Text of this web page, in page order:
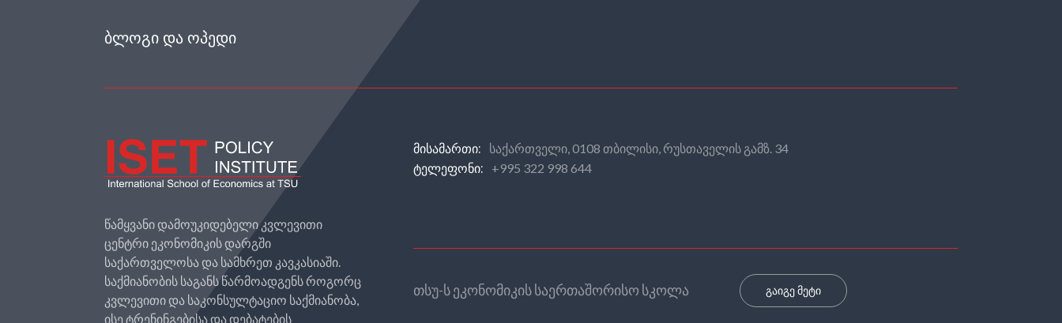
ᲑᲚᲝᲒᲘ ᲓᲐ ᲝᲞᲔᲓᲘ
წამყვანი დამოუკიდებელი კვლევითი
ცენტრი ეკონომიკის დარგში
საქართველოსა და სამხრეთ კავკასიაში.
საქმიანობის საგანს წარმოადგენს როგორც
კვლევითი და საკონსულტაციო საქმიანობა,
ისე ტრენინგებისა და დებატების
ᲛᲘᲡᲐᲛᲐᲠᲗᲘ:
საქართველი, 0108 თბილისი, რუსთაველის გამზ. 34
ᲢᲔᲚᲔᲤᲝᲜᲘ:
+995 322 998 644
თსუ-ს ეკონომიკის საერთაშორისო სკოლა გაიგე მეტი